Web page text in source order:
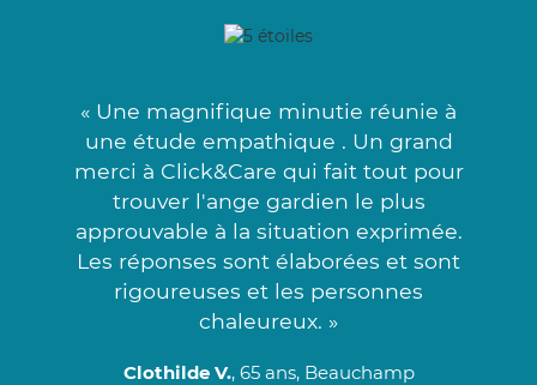
« Une magnifique minutie réunie à
une étude empathique . Un grand
merci à Click&Care qui fait tout pour
trouver l'ange gardien le plus
approuvable à la situation exprimée.
Les réponses sont élaborées et sont
rigoureuses et les personnes
chaleureux. »
Clothilde V., 65 ans, Beauchamp